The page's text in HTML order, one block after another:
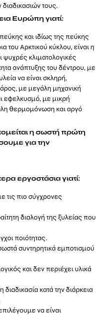
τους.
Ευρώπη γιατί:
και ιδίως της πεύκης
του Αρκτικού κύκλου, είναι η
ψυχρές κλιματολογικές
ανάπτυξης του δέντρου, με
να είναι σκληρή,
με μεγάλη μηχανική
εφελκυσμό, με μικρή
θερμομόνωση και αργό
η σωστή πρώτη
για την
εργοστάσια γιατί:
τις πιο σύγχρονες
διαλογή της ξυλείας που
ποιότητας.
συντηρητικά εμποτισμού
και δεν περιέχει υλικά
κατά την διάρκεια
να είναι